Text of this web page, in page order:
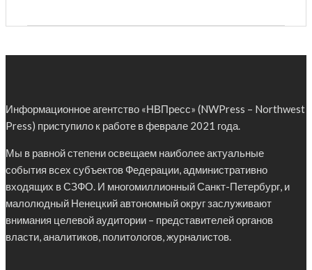
Информационное агентство «НВПресс» (NWPress – Northwest
Press) приступило к работе в феврале 2021 года.
Мы в равной степени освещаем наиболее актуальные
события всех субъектов Федерации, административно
входящих в СЗФО. И многомиллионный Санкт-Петербург, и
малолюдный Ненецкий автономный округ заслуживают
внимания целевой аудитории – представителей органов
власти, аналитиков, политологов, журналистов.